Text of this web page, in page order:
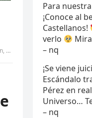
Para
¡Conoce al
Castellanos!
verlo
– nq
¡Se viene
Escándalo
Pérez en
Universo…
– nq